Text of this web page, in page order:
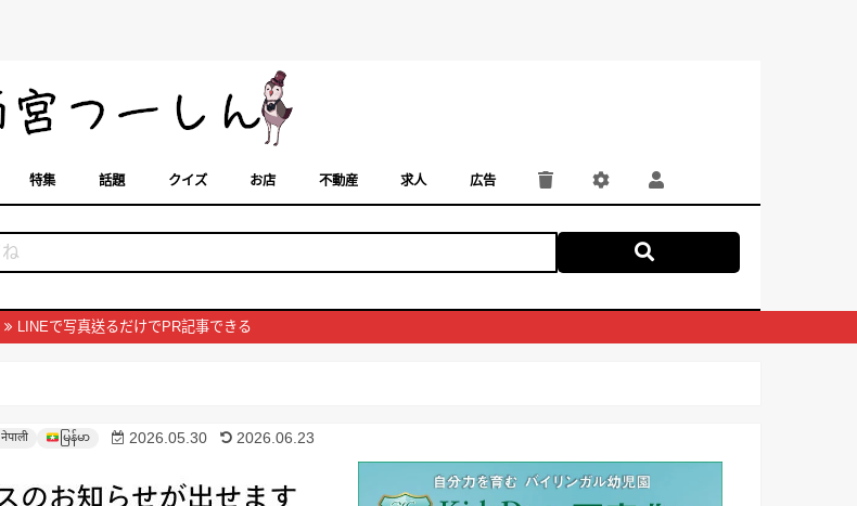
特集 話題 クイズ お店 不動産 求人 広告
LINEで写真送るだけでPR記事できる
नेपाली မြန်မာ 2026.05.30 2026.06.23